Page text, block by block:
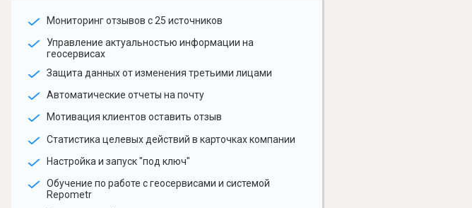
Мониторинг отзывов с 25 источников
Управление актуальностью информации на
геосервисах
Защита данных от изменения третьими лицами
Автоматические отчеты на почту
Мотивация клиентов оставить отзыв
Статистика целевых действий в карточках компании
Настройка и запуск "под ключ"
Обучение по работе с геосервисами и системой
Repometr